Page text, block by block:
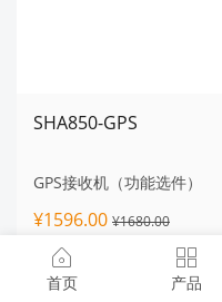
SHA850-GPS
GPS接收机（功能选件）
¥1596.00 ¥1680.00
首页 产品